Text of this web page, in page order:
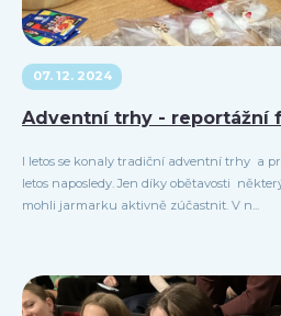
07. 12. 2024
Adventní trhy - reportážní
I letos se konaly tradiční adventní trhy a
letos naposledy. Jen díky obětavosti
mohli jarmarku aktivně zúčastnit. V n...